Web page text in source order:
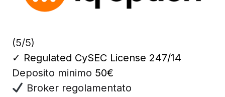
(5/5)
✓ Regulated CySEC License 247/14
Deposito minimo 50€
Broker regolamentato